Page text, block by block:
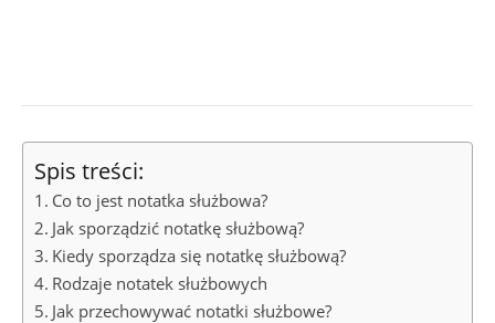
Spis treści:
Co to jest notatka służbowa?
Jak sporządzić notatkę służbową?
Kiedy sporządza się notatkę służbową?
Rodzaje notatek służbowych
Jak przechowywać notatki służbowe?